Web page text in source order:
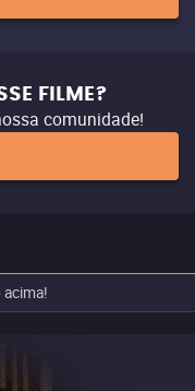
FILME?
comunidade!
acima!